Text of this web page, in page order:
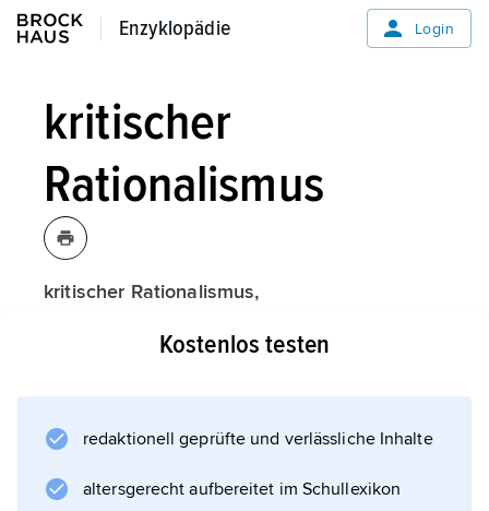
Enzyklopädie
Enzyklopädie Login
kritischer
Rationalismus
kritischer Rationalismus,
insbesondere wissenschaftstheoretische
geworden ist. Im Unterschied zum
kritische Rationalismus die prinzipielle
Kostenlos testen
redaktionell geprüfte und verlässliche Inhalte
altersgerecht aufbereitet im Schullexikon